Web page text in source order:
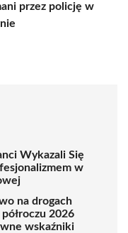
przez policję w
Wykazali Się
w
na drogach
2026
wskaźniki